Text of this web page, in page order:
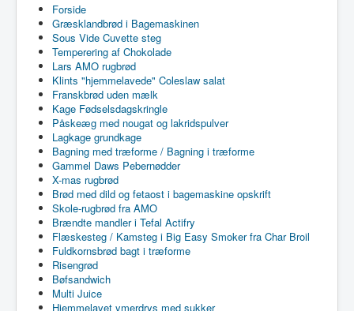
Forside
Græsklandbrød i Bagemaskinen
Sous Vide Cuvette steg
Temperering af Chokolade
Lars AMO rugbrød
Klints "hjemmelavede" Coleslaw salat
Franskbrød uden mælk
Kage Fødselsdagskringle
Påskeæg med nougat og lakridspulver
Lagkage grundkage
Bagning med træforme / Bagning i træforme
Gammel Daws Pebernødder
X-mas rugbrød
Brød med dild og fetaost i bagemaskine opskrift
Skole-rugbrød fra AMO
Brændte mandler i Tefal Actifry
Flæskesteg / Kamsteg i Big Easy Smoker fra Char Broil
Fuldkornsbrød bagt i træforme
Risengrød
Bøfsandwich
Multi Juice
Hjemmelavet ymerdrys med sukker